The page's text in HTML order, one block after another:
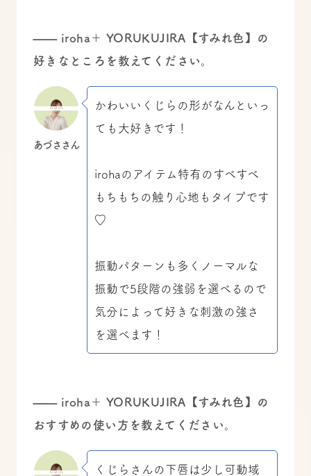
—— iroha＋ YORUKUJIRA【すみれ色】の
好きなところを教えてください。
あづささん
かわいいくじらの形がなんといっ
ても大好きです！
irohaのアイテム特有のすべすべ
もちもちの触り心地もタイプです
♡
振動パターンも多くノーマルな
振動で5段階の強弱を選べるので
気分によって好きな刺激の強さ
を選べます！
—— iroha＋ YORUKUJIRA【すみれ色】の
おすすめの使い方を教えてください。
くじらさんの下唇は少し可動域